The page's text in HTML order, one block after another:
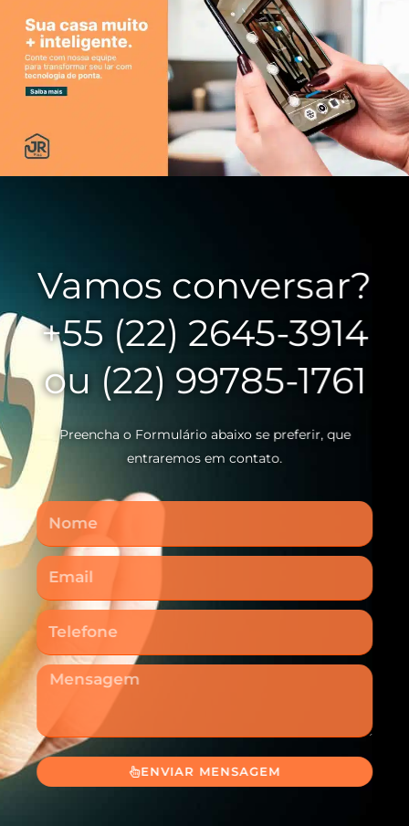
Vamos conversar?
+55 (22) 2645-3914
ou (22) 99785-1761
Preencha o Formulário abaixo se preferir, que
entraremos em contato.
Nome
Email
Telefone
Mensagem
ENVIAR MENSAGEM